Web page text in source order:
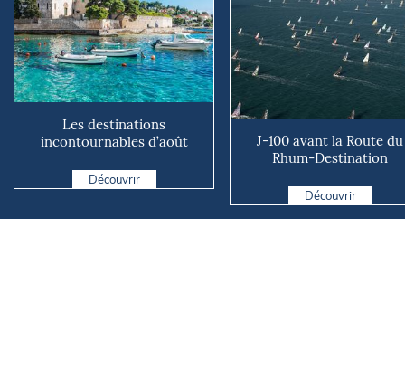
Les destinations
incontournables d’août
Découvrir
J-100 avant la Route du
Rhum-Destination
Découvrir